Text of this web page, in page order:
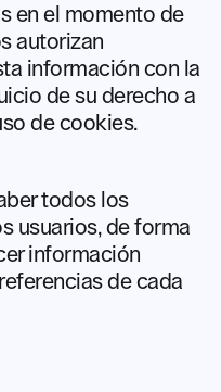
en el momento de
autorizan
información con la
de su derecho a
de cookies.
todos los
usuarios, de forma
información
de cada